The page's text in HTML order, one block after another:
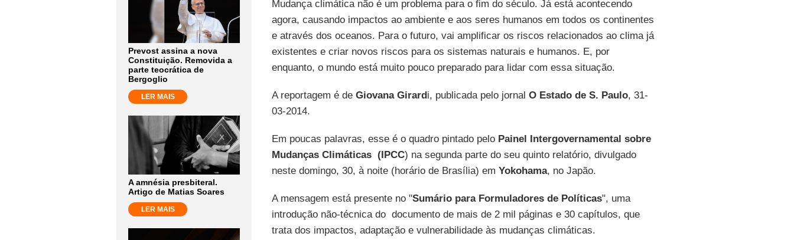
Prevost assina a nova
Constituição. Removida a
parte teocrática de
Bergoglio
LER MAIS
A amnésia presbiteral.
Artigo de Matias Soares
LER MAIS
Mudança climática não é um problema para o fim do século. Já está acontecendo
agora, causando impactos ao ambiente e aos seres humanos em todos os continentes
e através dos oceanos. Para o futuro, vai amplificar os riscos relacionados ao clima já
existentes e criar novos riscos para os sistemas naturais e humanos. E, por
enquanto, o mundo está muito pouco preparado para lidar com essa situação.
A reportagem é de Giovana Girardi, publicada pelo jornal O Estado de S. Paulo, 31-
03-2014.
Em poucas palavras, esse é o quadro pintado pelo Painel Intergovernamental sobre
Mudanças Climáticas (IPCC) na segunda parte do seu quinto relatório, divulgado
neste domingo, 30, à noite (horário de Brasília) em Yokohama, no Japão.
A mensagem está presente no "Sumário para Formuladores de Políticas", uma
introdução não-técnica do documento de mais de 2 mil páginas e 30 capítulos, que
trata dos impactos, adaptação e vulnerabilidade às mudanças climáticas.